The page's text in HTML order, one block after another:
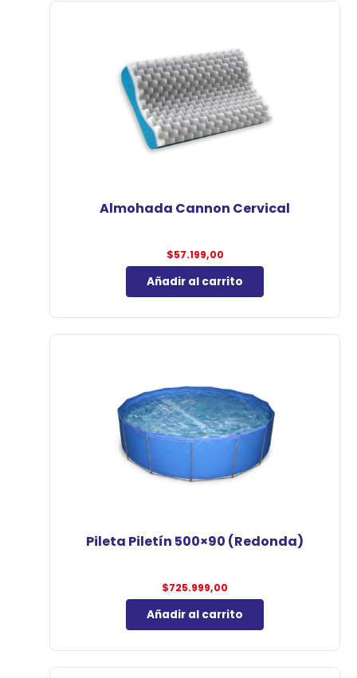
Almohada Cannon Cervical
$57.199,00
Añadir al carrito
Pileta Piletín 500×90 (Redonda)
$725.999,00
Añadir al carrito